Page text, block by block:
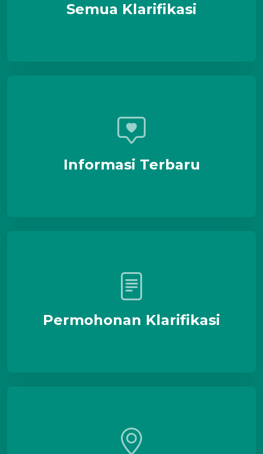
Semua Klarifikasi
Informasi Terbaru
Permohonan Klarifikasi